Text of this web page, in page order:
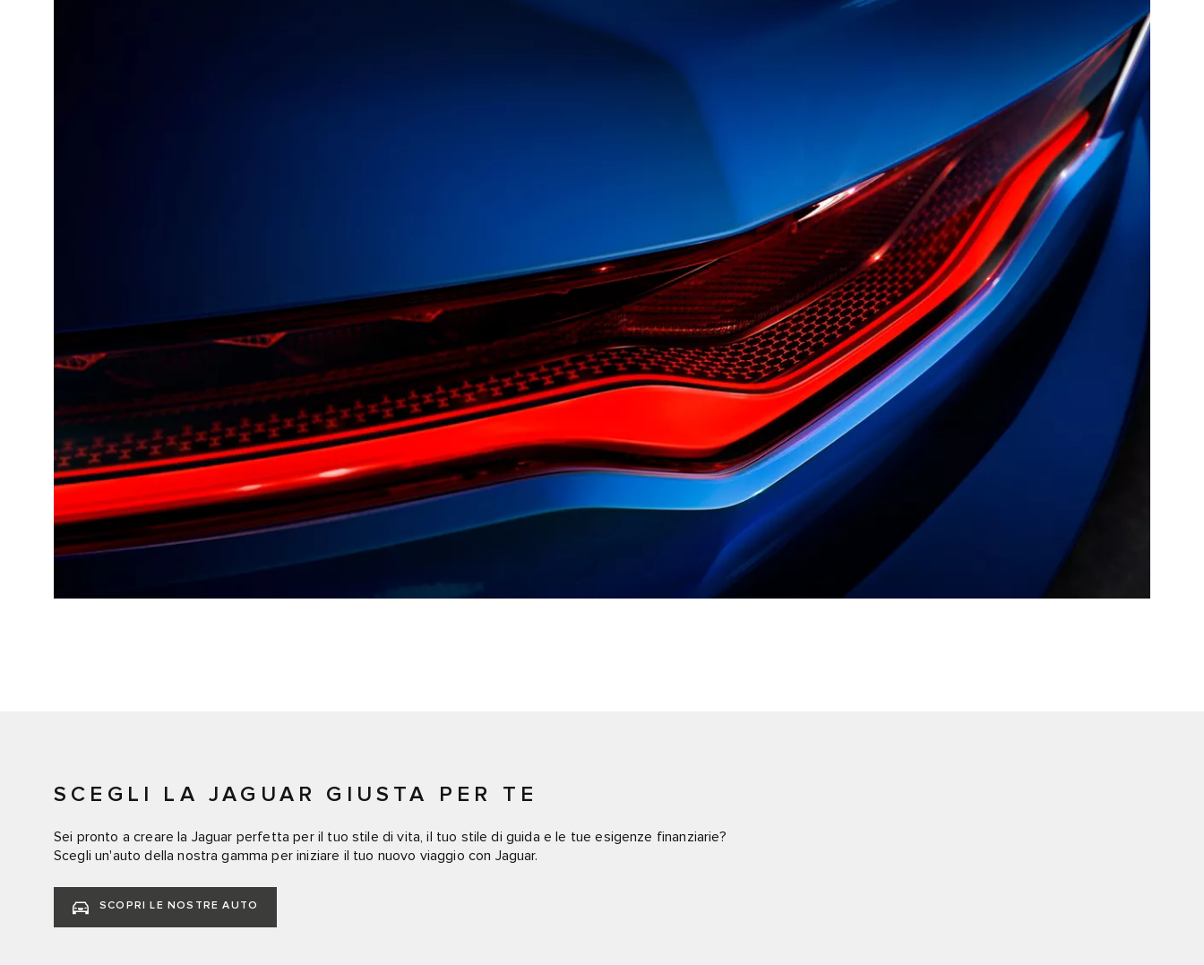
SCEGLI LA JAGUAR GIUSTA PER TE
Sei pronto a creare la Jaguar perfetta per il tuo stile di vita, il tuo stile di guida e le tue esigenze finanziarie?
Scegli un'auto della nostra gamma per iniziare il tuo nuovo viaggio con Jaguar.
SCOPRI LE NOSTRE AUTO